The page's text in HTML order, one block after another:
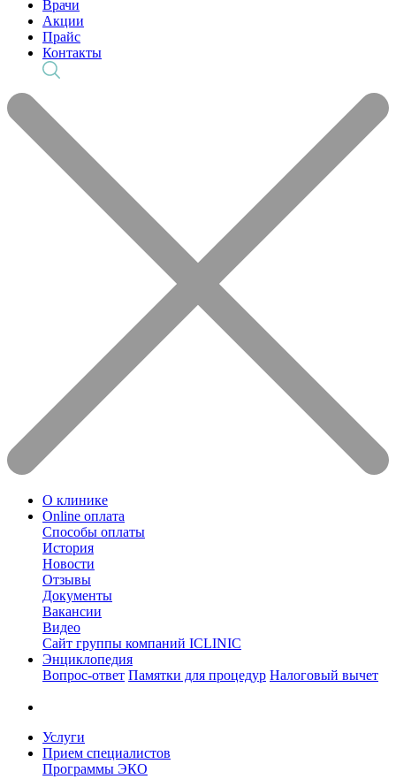
Врачи
Акции
Прайс
Контакты
О клинике
Online оплата
Способы оплаты
История
Новости
Отзывы
Документы
Вакансии
Видео
Сайт группы компаний ICLINIC
Энциклопедия
Вопрос-ответ Памятки для процедур Налоговый вычет
Услуги
Прием специалистов
Программы ЭКО